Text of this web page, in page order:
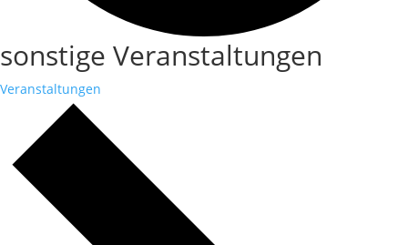
sonstige Veranstaltungen
Veranstaltungen